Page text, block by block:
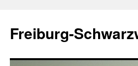
springen
Freiburg-